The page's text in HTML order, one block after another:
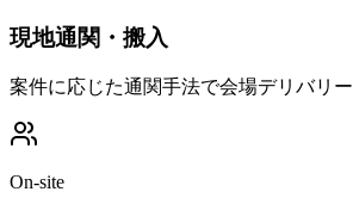
現地通関・搬入
案件に応じた通関手法で会場デリバリー
On-site